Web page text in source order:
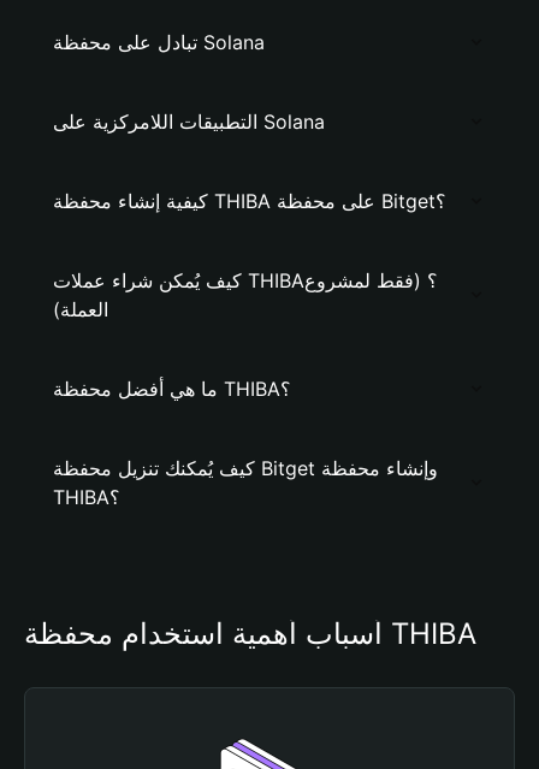
تبادل على محفظة Solana
التطبيقات اللامركزية على Solana
كيفية إنشاء محفظة THIBA على محفظة Bitget؟
كيف يُمكن شراء عملات THIBA؟ (فقط لمشروع
العملة)
ما هي أفضل محفظة THIBA؟
كيف يُمكنك تنزيل محفظة Bitget وإنشاء محفظة
THIBA؟
أسباب أهمية استخدام محفظة THIBA